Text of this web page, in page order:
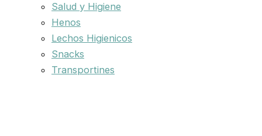
Salud y Higiene
Henos
Lechos Higienicos
Snacks
Transportines